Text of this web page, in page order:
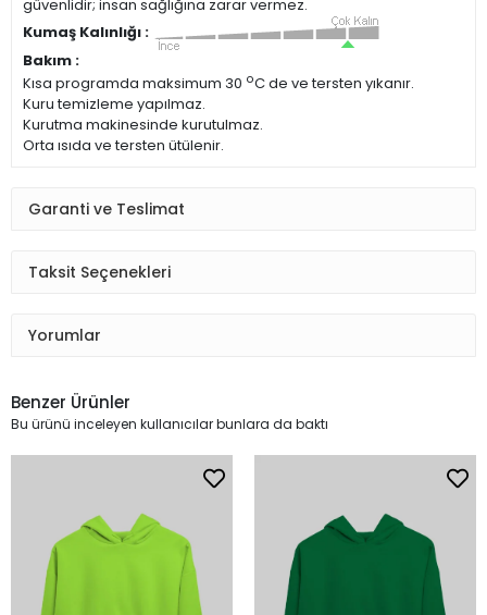
güvenlidir; insan sağlığına zarar vermez.
Kumaş Kalınlığı :
Bakım :
Kısa programda maksimum 30 oC de ve tersten yıkanır.
Kuru temizleme yapılmaz.
Kurutma makinesinde kurutulmaz.
Orta ısıda ve tersten ütülenir.
Garanti ve Teslimat
Taksit Seçenekleri
Yorumlar
Benzer Ürünler
Bu ürünü inceleyen kullanıcılar bunlara da baktı